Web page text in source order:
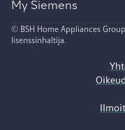
My Siemens
© BSH Home Appliances
lisenssinhaltija.